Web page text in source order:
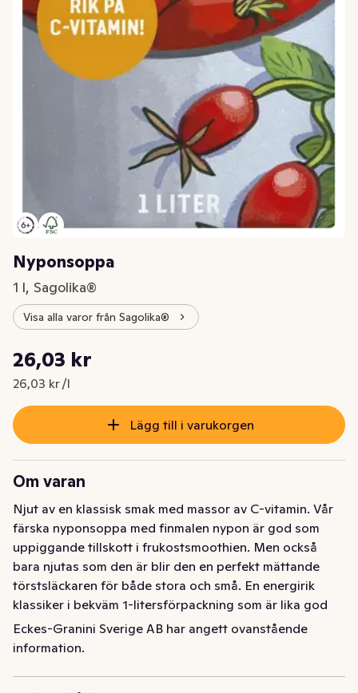
Nyponsoppa
1 l, Sagolika®
Visa alla varor från Sagolika®
Nuvarande pris är: 26,03 kr
26,03 kr
26,03 kr /l
Styckpris: 26,03 kr /l
Lägg till i varukorgen
Om varan
Njut av en klassisk smak med massor av C-vitamin. Vår
färska nyponsoppa med finmalen nypon är god som
uppiggande tillskott i frukostsmoothien. Men också
bara njutas som den är blir den en perfekt mättande
törstsläckaren för både stora och små. En energirik
klassiker i bekväm 1-litersförpackning som är lika god
varm som kall.
Njut av en klassisk smak med massor av C-vitamin. Vår
Eckes-Granini Sverige AB har angett ovanstående
information.